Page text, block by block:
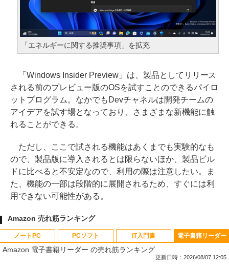
「エネルギーに関する推奨事項」を拡充
「Windows Insider Preview」は、製品としてリリース
される前のプレビュー版のOSを試すことのできるパイロ
ットプログラム。なかでもDevチャネルは開発チームの
アイデアを試す場となっており、さまざまな新機能に触
れることができる。
ただし、ここで試される機能はあくまでも実験的なも
ので、製品版に導入されるとは限らないほか、製品ビル
ドに比べると不安定なので、利用の際は注意したい。ま
た、機能の一部は段階的に展開されるため、すぐには利
用できない可能性がある。
Amazon 売れ筋ランキング
ノートPC PCソフト IT入門書 電子書籍リーダー
Amazon 電子書籍リーダー の売れ筋ランキング
更新日時：2026/08/07 12:05